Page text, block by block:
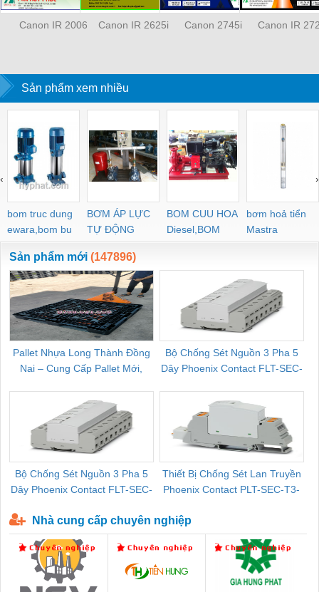
Canon IR 2006 Canon IR 2625i Canon 2745i Canon IR
Sản phẩm xem nhiều
bom truc dung
ewara,bom bu
ewara
BƠM ÁP LỰC
TỰ ĐỘNG
BOM CUU HOA
Diesel,BOM
CHUA CHAY
bơm hoả tiển
Mastra
‹ ›
Sản phẩm mới (147896)
Pallet Nhựa Long Thành Đồng
Nai – Cung Cấp Pallet Mới,
Bộ Chống Sét Nguồn 3 Pha 5
Dây Phoenix Contact FLT-SEC-
Bộ Chống Sét Nguồn 3 Pha 5
Dây Phoenix Contact FLT-SEC-
Thiết Bị Chống Sét Lan Truyền
Phoenix Contact PLT-SEC-T3-
Nhà cung cấp chuyên nghiệp